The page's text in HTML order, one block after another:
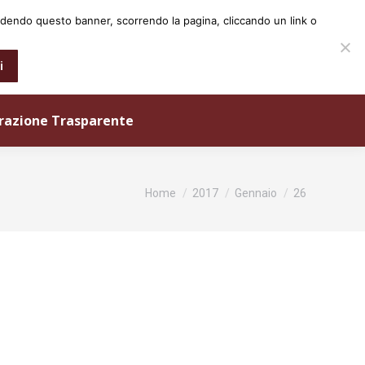
Trasparente
Tu sei qui:
Home 2017 Gennaio 26
questo banner, scorrendo la pagina, cliccando un link o